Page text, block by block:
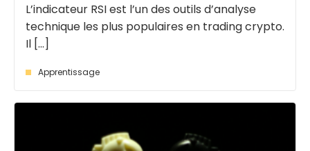
L’indicateur RSI est l’un des outils d’analyse
technique les plus populaires en trading crypto.
Il [...]
Apprentissage